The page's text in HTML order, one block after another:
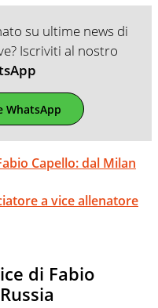
su ultime news di
Iscriviti al nostro
WhatsApp
Capello: dal Milan
a vice allenatore
di Fabio